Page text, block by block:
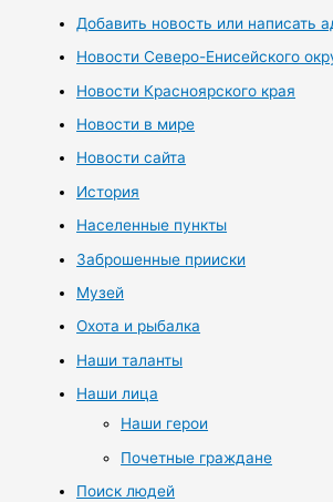
Добавить новость или написать
Новости Северо-Енисейского
Новости Красноярского края
Новости в мире
Новости сайта
История
Населенные пункты
Заброшенные прииски
Музей
Охота и рыбалка
Наши таланты
Наши лица
Наши герои
Почетные граждане
Поиск людей